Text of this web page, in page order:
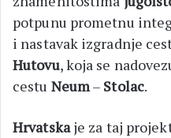
potpunu prometnu
i nastavak izgradnje
Hutovu, koja se
cestu Neum– Stolac.
Hrvatskaje za taj